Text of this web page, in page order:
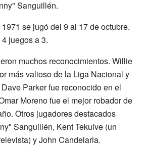
Sanguillén.
se jugó del 9 al 17 de octubre.
juegos a 3.
muchos reconocimientos. Willie
más valioso de la Liga Nacional y
Parker fue reconocido en el
Moreno fue el mejor robador de
Otros jugadores destacados
Sanguillén, Kent Tekulve (un
y John Candelaria.